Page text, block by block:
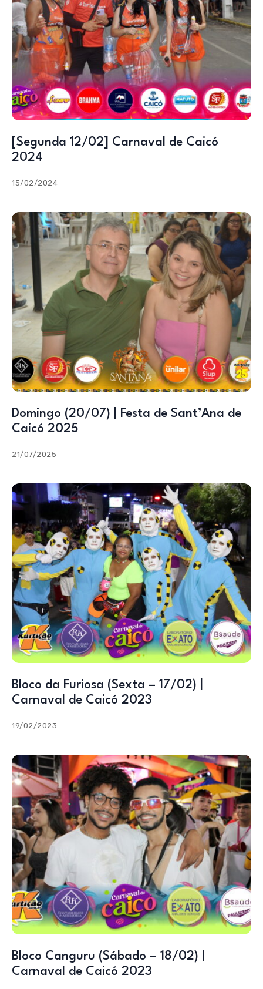
[Segunda 12/02] Carnaval de Caicó
2024
15/02/2024
Domingo (20/07) | Festa de Sant’Ana de
Caicó 2025
21/07/2025
Bloco da Furiosa (Sexta – 17/02) |
Carnaval de Caicó 2023
19/02/2023
Bloco Canguru (Sábado – 18/02) |
Carnaval de Caicó 2023